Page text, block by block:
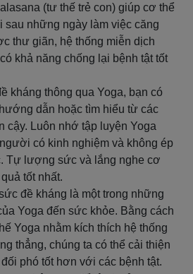
(tư thế trẻ con) giúp cơ thể
sau những ngày làm việc căng
thư giãn, hệ thống miễn dịch
khả năng chống lại bệnh tật tốt
kháng thông qua Yoga, bạn có
dẫn hoặc tìm hiểu từ các
cậy. Luôn nhớ tập luyện Yoga
có kinh nghiệm và không ép
Tự lượng sức và lắng nghe cơ
tốt nhất.
đề kháng là một trong những
Yoga đến sức khỏe. Bằng cách
Yoga nhằm kích thích hệ thống
thẳng, chúng ta có thể cải thiện
phó tốt hơn với các bệnh tật.